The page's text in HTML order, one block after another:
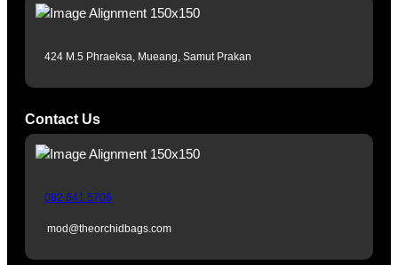
424 M.5 Phraeksa, Mueang, Samut Prakan
Contact Us
082 641 5706
mod@theorchidbags.com